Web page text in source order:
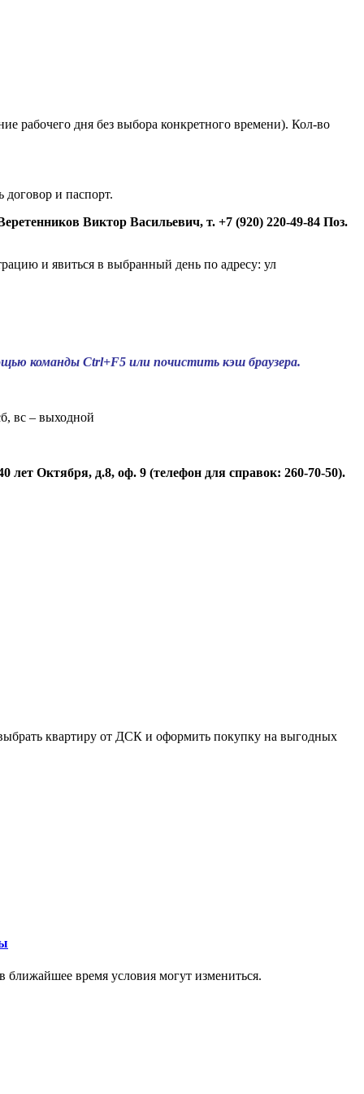
рабочего дня без выбора конкретного времени). Кол-во
договор и паспорт.
Виктор Васильевич, т. +7 (920) 220-49-84 Поз.
и явиться в выбранный день по адресу: ул
команды Ctrl+F5 или почистить кэш браузера.
вс – выходной
Октября, д.8, оф. 9 (телефон для справок: ‎260-70-50).
квартиру от ДСК и оформить покупку на выгодных
время условия могут измениться.